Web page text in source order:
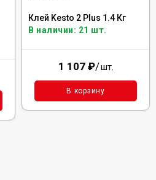
Клей Kesto 2 Plus 1.4 Кг
В наличии: 21 шт.
1 107 ₽/шт.
В корзину